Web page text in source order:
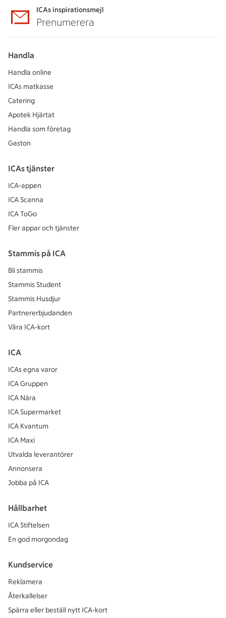
ICAs inspirationsmejl
Prenumerera
Handla
Handla online
ICAs matkasse
Catering
Apotek Hjärtat
Handla som företag
Gaston
ICAs tjänster
ICA-appen
ICA Scanna
ICA ToGo
Fler appar och tjänster
Stammis på ICA
Bli stammis
Stammis Student
Stammis Husdjur
Partnererbjudanden
Våra ICA-kort
ICA
ICAs egna varor
ICA Gruppen
ICA Nära
ICA Supermarket
ICA Kvantum
ICA Maxi
Utvalda leverantörer
Annonsera
Jobba på ICA
Hållbarhet
ICA Stiftelsen
En god morgondag
Kundservice
Reklamera
Återkallelser
Spärra eller beställ nytt ICA-kort